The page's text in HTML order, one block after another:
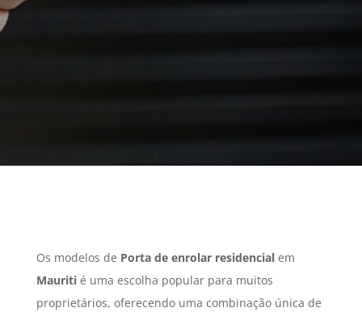
Os modelos de Porta de enrolar residencialem
Mauritié uma escolha popular para muitos
proprietários, oferecendo uma combinação única de